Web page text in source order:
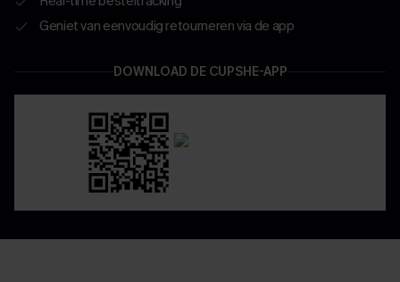
Geniet van eenvoudig retourneren via de app
DOWNLOAD DE CUPSHE-APP